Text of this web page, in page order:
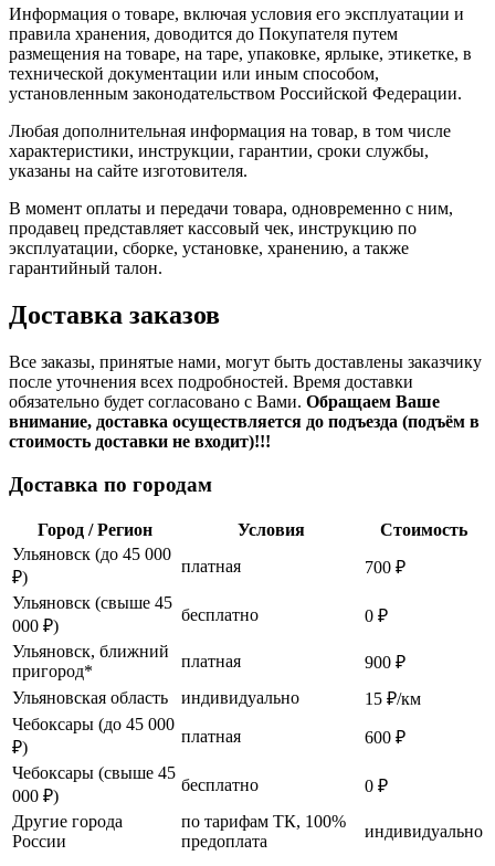
Информация о товаре, включая условия его эксплуатации и
правила хранения, доводится до Покупателя путем
размещения на товаре, на таре, упаковке, ярлыке, этикетке, в
технической документации или иным способом,
установленным законодательством Российской Федерации.
Любая дополнительная информация на товар, в том числе
характеристики, инструкции, гарантии, сроки службы,
указаны на сайте изготовителя.
В момент оплаты и передачи товара, одновременно с ним,
продавец представляет кассовый чек, инструкцию по
эксплуатации, сборке, установке, хранению, а также
гарантийный талон.
Доставка заказов
Все заказы, принятые нами, могут быть доставлены заказчику
после уточнения всех подробностей. Время доставки
обязательно будет согласовано с Вами. Обращаем Ваше
внимание, доставка осуществляется до подъезда (подъём в
стоимость доставки не входит)!!!
Доставка по городам
Город / Регион Условия
Стоимость
Ульяновск (до 45 000
₽)
платная
700 ₽
Ульяновск (свыше 45
000 ₽)
бесплатно
0 ₽
Ульяновск, ближний
пригород*
платная
900 ₽
Ульяновская область
индивидуально
15 ₽/км
Чебоксары (до 45 000
₽)
платная
600 ₽
Чебоксары (свыше 45
000 ₽)
бесплатно
0 ₽
Другие города
России
по тарифам ТК, 100%
предоплата
индивидуально